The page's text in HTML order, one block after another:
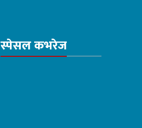
स्पेसल कभरेज